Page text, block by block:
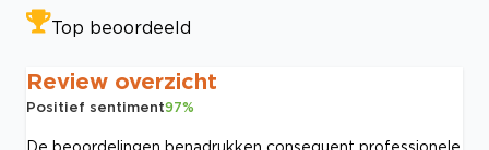
Top beoordeeld
Review overzicht
Positief sentiment97%
De beoordelingen benadrukken consequent professionele